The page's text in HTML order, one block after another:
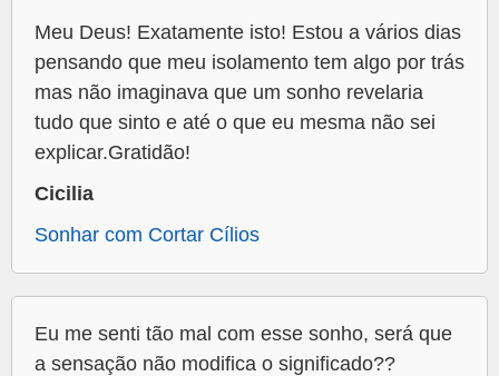
Meu Deus! Exatamente isto! Estou a vários dias
pensando que meu isolamento tem algo por trás
mas não imaginava que um sonho revelaria
tudo que sinto e até o que eu mesma não sei
explicar.Gratidão!
Cicilia
Sonhar com Cortar Cílios
Eu me senti tão mal com esse sonho, será que
a sensação não modifica o significado??